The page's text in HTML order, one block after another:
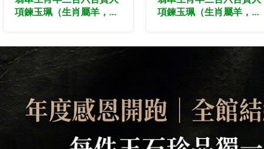
項鍊玉珮（生肖屬羊，最
翠生肖羊玉珮、緬甸玉生
肖羊玉墜、羊十二生肖項
鍊）。ZH223。客製化訂
做各種翡翠生肖羊吊墜玉
珮項鍊。★附A貨翡翠雙
證書
翡翠生肖羊三合六合貴人
鍊，馬豬雞：羊牌A貨翡
翠生肖羊玉珮、緬甸玉生
肖羊玉墜、羊十二生肖項
鍊）。綠色糯種翡翠，
ZH-220。客製化訂做各
種翡翠生肖吊墜玉珮項